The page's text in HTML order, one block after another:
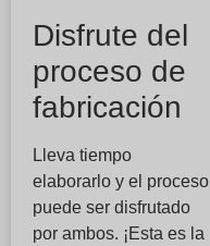
Disfrute del
proceso de
fabricación
Lleva tiempo
elaborarlo y el proceso
puede ser disfrutado
por ambos. ¡Esta es la